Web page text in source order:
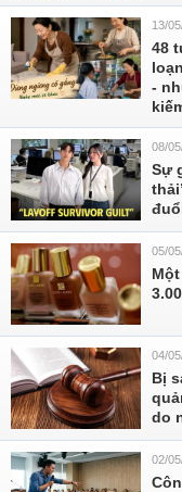
13/
48
-
08/
Sự
05/
04/
Bị
do
02/